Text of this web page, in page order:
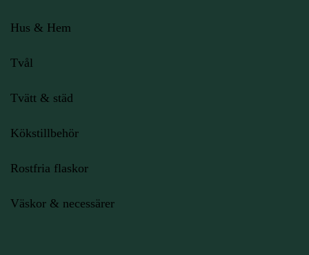
Hus & Hem
Tvål
Tvätt & städ
Kökstillbehör
Rostfria flaskor
Väskor & necessärer